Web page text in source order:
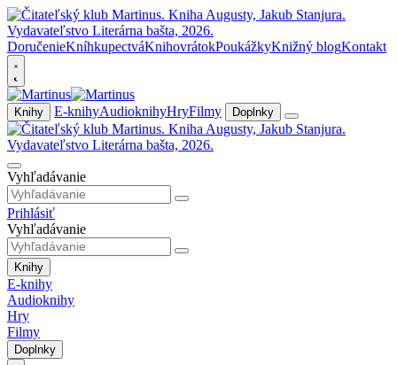
DoručenieKníhkupectváKnihovrátokPoukážkyKnižný blogKontakt
Knihy E-knihyAudioknihyHryFilmy Doplnky
Vyhľadávanie
Prihlásiť
Vyhľadávanie
Knihy
E-knihy
Audioknihy
Hry
Filmy
Doplnky